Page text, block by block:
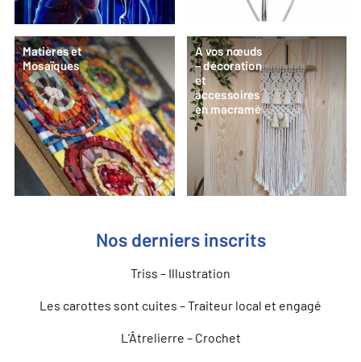
Matières et
Mosaïques
A vos nœuds
– décoration
et
accessoires
en macramé
Nos derniers inscrits
Triss – Illustration
Les carottes sont cuites – Traiteur local et engagé
L’Âtrelierre – Crochet